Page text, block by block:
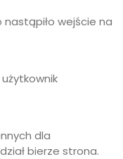
nastąpiło wejście na
dla
bierze strona.